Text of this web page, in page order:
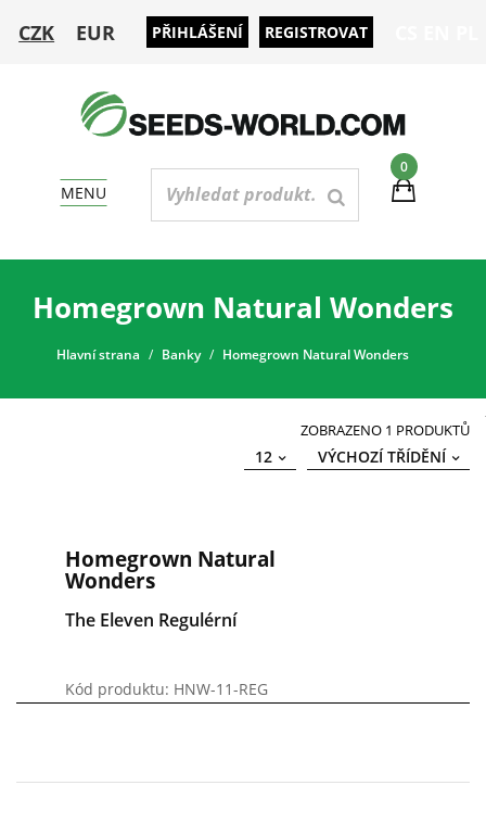
CZK EUR PŘIHLÁŠENÍ REGISTROVAT
0
MENU
Homegrown Natural Wonders
Hlavní strana Banky Homegrown Natural Wonders
ZOBRAZENO 1 PRODUKTŮ
VÝCHOZÍ TŘÍDĚNÍ
12
Homegrown Natural
Wonders
The Eleven Regulérní
Kód produktu: HNW-11-REG